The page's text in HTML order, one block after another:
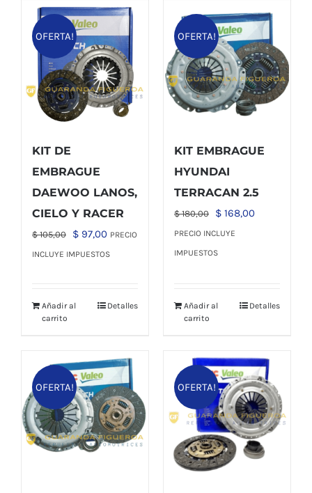
OFERTA!
KIT DE
EMBRAGUE
DAEWOO LANOS,
CIELO Y RACER
$105,00
El
precio
$ 105,00.
$ 97,00El
precio
$ 97,00.
PRECIO
INCLUYE IMPUESTOS
Añadir al
carrito
Detalles
OFERTA!
KIT EMBRAGUE
HYUNDAI
TERRACAN 2.5
$180,00
El
precio
original
$ 168,00El
PRECIO INCLUYE
IMPUESTOS
Añadir al
carrito
Detalles
OFERTA! OFERTA!